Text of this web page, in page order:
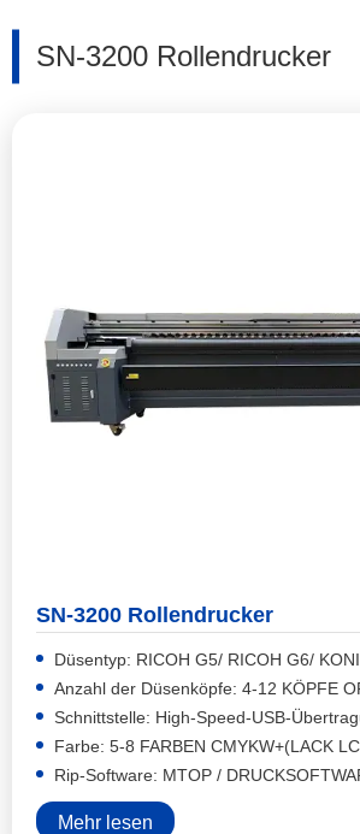
SN-3200 Rollendrucker
SN-3200 Rollendrucker
Düsentyp: RICOH G5/ RICOH G6/
Anzahl der Düsenköpfe: 4-12 KÖPFE
Schnittstelle: High-Speed-USB-
Farbe: 5-8 FARBEN CMYKW+(LACK
Rip-Software: MTOP /
Mehr lesen